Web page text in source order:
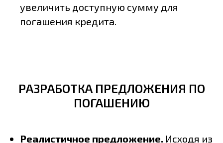
увеличить доступную сумму для
погашения кредита.
РАЗРАБОТКА ПРЕДЛОЖЕНИЯ ПО
ПОГАШЕНИЮ
Реалистичное предложение. Исходя из